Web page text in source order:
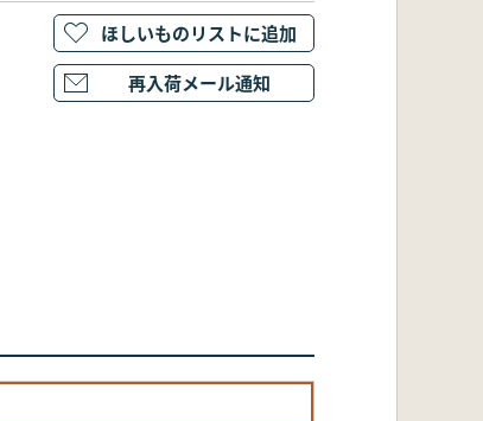
ほしいものリストに追加
再入荷メール通知